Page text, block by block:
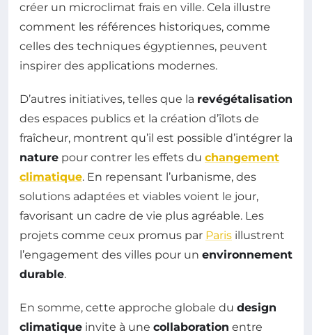
créer un microclimat frais en ville. Cela illustre
comment les références historiques, comme
celles des techniques égyptiennes, peuvent
inspirer des applications modernes.
D’autres initiatives, telles que la revégétalisation
des espaces publics et la création d’îlots de
fraîcheur, montrent qu’il est possible d’intégrer la
nature pour contrer les effets du changement
climatique. En repensant l’urbanisme, des
solutions adaptées et viables voient le jour,
favorisant un cadre de vie plus agréable. Les
projets comme ceux promus par Paris illustrent
l’engagement des villes pour un environnement
durable.
En somme, cette approche globale du design
climatique invite à une collaboration entre